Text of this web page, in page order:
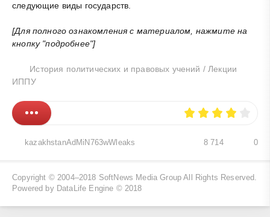
следующие виды государств.
[Для полного ознакомления с материалом, нажмите на
кнопку "подробнее"]
История политических и правовых учений / Лекции
ИППУ
kazakhstanAdMiN763wWleaks 0
8 714
Copyright © 2004–2018 SoftNews Media Group All Rights Reserved.
Powered by DataLife Engine © 2018